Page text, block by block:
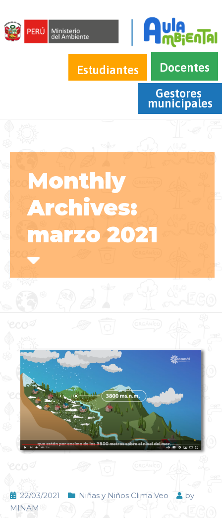
Estudiantes
Docentes
Gestores
municipales
Monthly
Archives:
marzo 2021
22/03/2021 Niñas y Niños Clima Veo
by
MINAM